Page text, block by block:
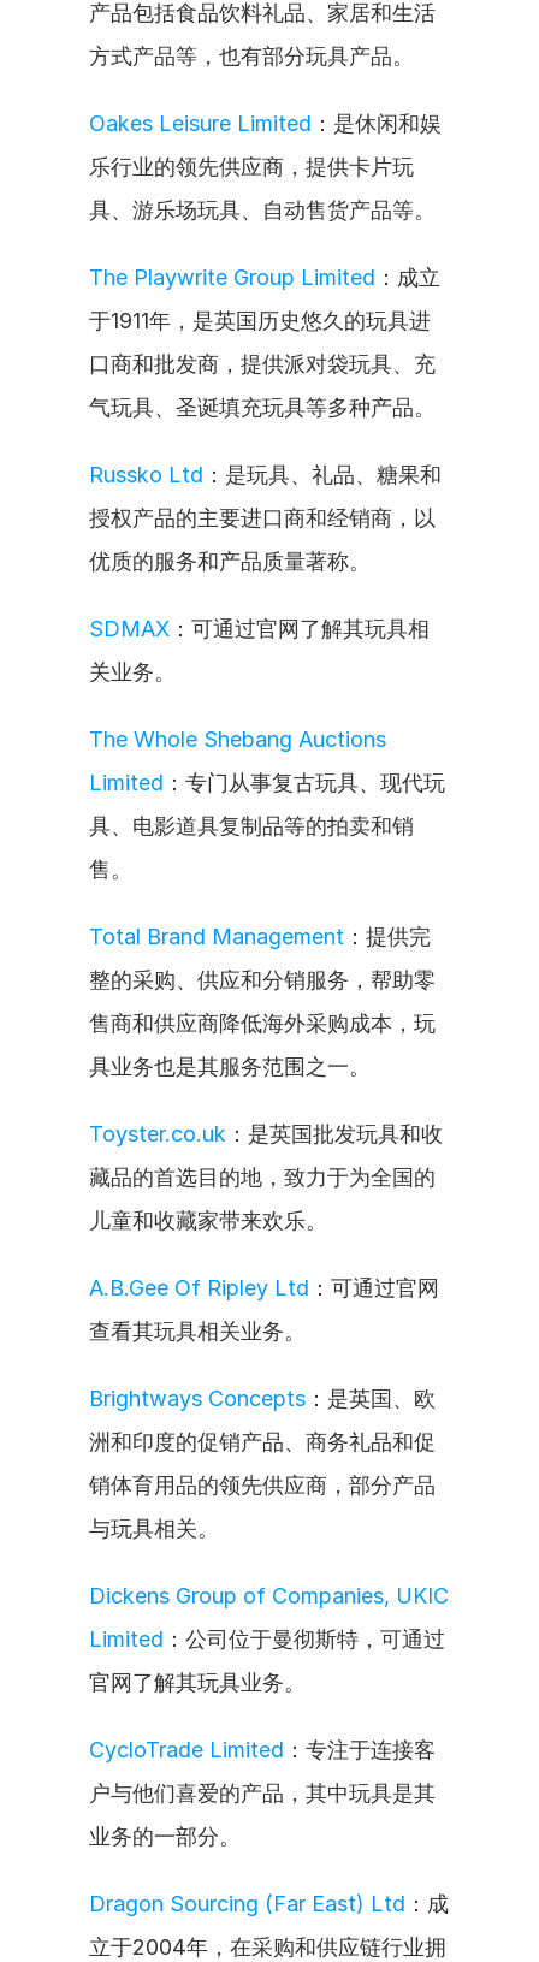
产品包括食品饮料礼品、家居和生活
方式产品等，也有部分玩具产品。
Oakes Leisure Limited ：是休闲和娱
乐行业的领先供应商，提供卡片玩
具、游乐场玩具、自动售货产品等。
The Playwrite Group Limited ：成立
于1911年，是英国历史悠久的玩具进
口商和批发商，提供派对袋玩具、充
气玩具、圣诞填充玩具等多种产品。
Russko Ltd ：是玩具、礼品、糖果和
授权产品的主要进口商和经销商，以
优质的服务和产品质量著称。
SDMAX ：可通过官网了解其玩具相
关业务。
The Whole Shebang Auctions
Limited ：专门从事复古玩具、现代玩
具、电影道具复制品等的拍卖和销
售。
Total Brand Management ：提供完
整的采购、供应和分销服务，帮助零
售商和供应商降低海外采购成本，玩
具业务也是其服务范围之一。
Toyster.co.uk ：是英国批发玩具和收
藏品的首选目的地，致力于为全国的
儿童和收藏家带来欢乐。
A.B.Gee Of Ripley Ltd ：可通过官网
查看其玩具相关业务。
Brightways Concepts ：是英国、欧
洲和印度的促销产品、商务礼品和促
销体育用品的领先供应商，部分产品
与玩具相关。
Dickens Group of Companies, UKIC
Limited ：公司位于曼彻斯特，可通过
官网了解其玩具业务。
CycloTrade Limited ：专注于连接客
户与他们喜爱的产品，其中玩具是其
业务的一部分。
Dragon Sourcing (Far East) Ltd ：成
立于2004年，在采购和供应链行业拥